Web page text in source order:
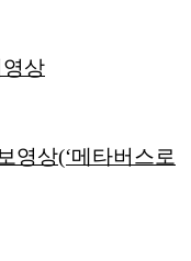
상
영상(‘메타버스로